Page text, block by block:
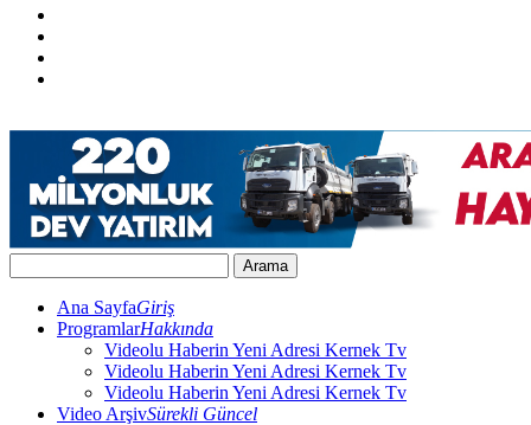
Ana SayfaGiriş
ProgramlarHakkında
Videolu Haberin Yeni Adresi Kernek Tv
Videolu Haberin Yeni Adresi Kernek Tv
Videolu Haberin Yeni Adresi Kernek Tv
Video ArşivSürekli Güncel